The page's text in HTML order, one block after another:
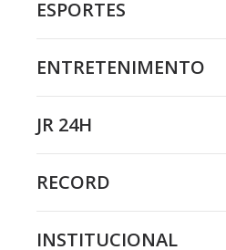
ESPORTES
ENTRETENIMENTO
JR 24H
RECORD
INSTITUCIONAL